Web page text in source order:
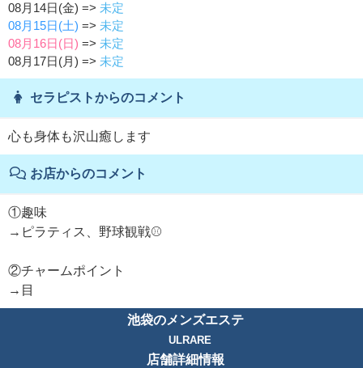
08月14日(金) => 未定
08月15日(土) => 未定
08月16日(日) => 未定
08月17日(月) => 未定
セラピストからのコメント
心も身体も沢山癒します
お店からのコメント
①趣味
→ピラティス、野球観戦⚾️
②チャームポイント
→目
池袋のメンズエステ
ULRARE
店舗詳細情報